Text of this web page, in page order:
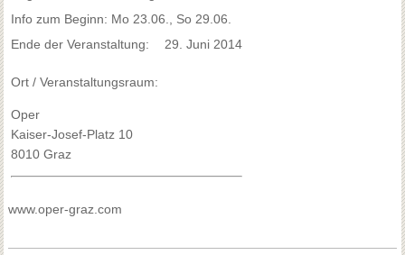
Info zum Beginn: Mo 23.06., So 29.06.
Ende der Veranstaltung:
29. Juni 2014
Ort / Veranstaltungsraum:
Oper
Kaiser-Josef-Platz 10
8010 Graz
www.oper-graz.com